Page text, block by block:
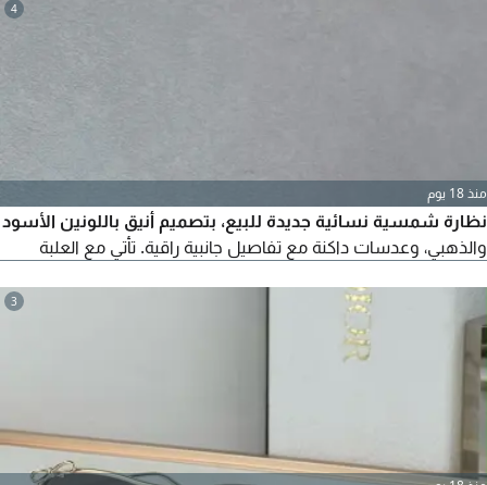
4
منذ 18 يوم
نظارة شمسية نسائية جديدة للبيع، بتصميم أنيق باللونين الأسود
والذهبي، وعدسات داكنة مع تفاصيل جانبية راقية. تأتي مع العلبة
3